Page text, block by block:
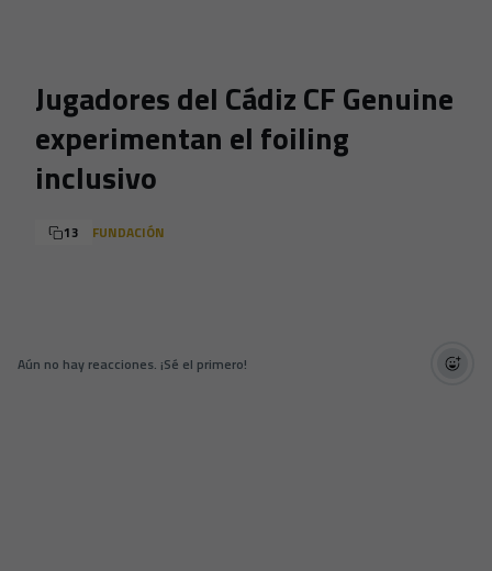
Jugadores del Cádiz CF Genuine
experimentan el foiling
inclusivo
13 FUNDACIÓN
Aún no hay reacciones. ¡Sé el primero!